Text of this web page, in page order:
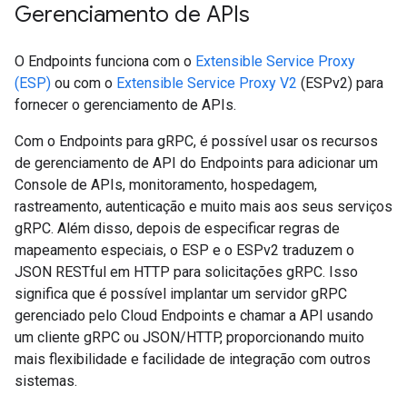
Gerenciamento de APIs
O Endpoints funciona com o Extensible Service Proxy
(ESP) ou com o Extensible Service Proxy V2 (ESPv2) para
fornecer o gerenciamento de APIs.
Com o Endpoints para gRPC, é possível usar os recursos
de gerenciamento de API do Endpoints para adicionar um
Console de APIs, monitoramento, hospedagem,
rastreamento, autenticação e muito mais aos seus serviços
gRPC. Além disso, depois de especificar regras de
mapeamento especiais, o ESP e o ESPv2 traduzem o
JSON RESTful em HTTP para solicitações gRPC. Isso
significa que é possível implantar um servidor gRPC
gerenciado pelo Cloud Endpoints e chamar a API usando
um cliente gRPC ou JSON/HTTP, proporcionando muito
mais flexibilidade e facilidade de integração com outros
sistemas.